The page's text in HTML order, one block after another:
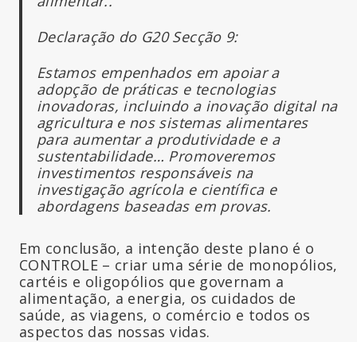
Declaração do G20 Secção 9:
Estamos empenhados em apoiar a
adopção de práticas e tecnologias
inovadoras, incluindo a inovação digital na
agricultura e nos sistemas alimentares
para aumentar a produtividade e a
sustentabilidade… Promoveremos
investimentos responsáveis na
investigação agrícola e científica e
abordagens baseadas em provas.
Em conclusão, a intenção deste plano é o
CONTROLE – criar uma série de monopólios,
cartéis e oligopólios que governam a
alimentação, a energia, os cuidados de
saúde, as viagens, o comércio e todos os
aspectos das nossas vidas.